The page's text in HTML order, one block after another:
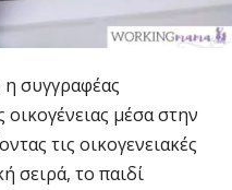
συγγραφέας
οικογένειας μέσα στην
τις οικογενειακές
σειρά, το παιδί